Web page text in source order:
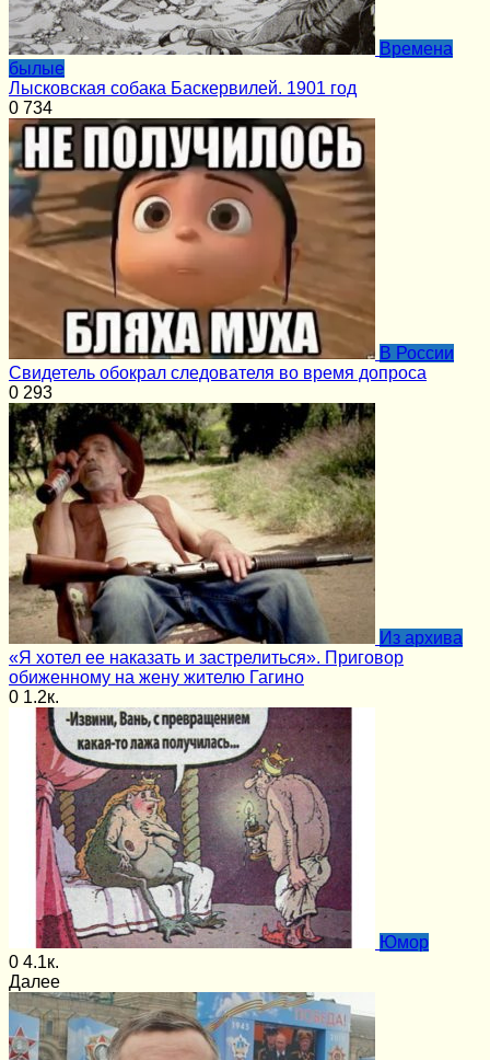
Времена
былые
Лысковская собака Баскервилей. 1901 год
0 734
В России
Свидетель обокрал следователя во время допроса
0 293
Из архива
«Я хотел ее наказать и застрелиться». Приговор
обиженному на жену жителю Гагино
0 1.2к.
Юмор
0 4.1к.
Далее